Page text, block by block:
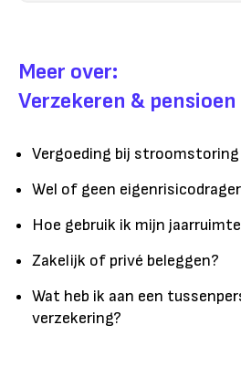
Meer over:
Verzekeren & pensioen
Vergoeding bij
Wel of geen
Hoe gebruik ik mijn
Zakelijk of privé beleggen?
Wat heb ik aan een
verzekering?